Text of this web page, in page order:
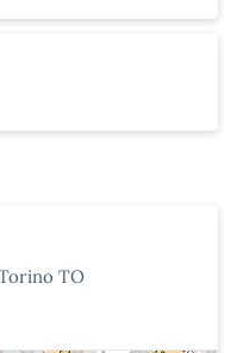
TO